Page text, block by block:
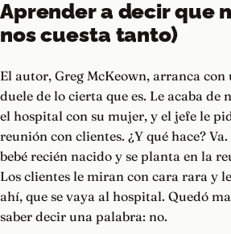
Aprender a decir que
nos cuesta tanto)
El autor, Greg McKeown, arranca con
duele de lo cierta que es. Le acaba de
el hospital con su mujer, y el jefe le
reunión con clientes. ¿Y qué hace?
bebé recién nacido y se planta en la
Los clientes le miran con cara rara y
ahí, que se vaya al hospital. Quedó
saber decir una palabra: no.